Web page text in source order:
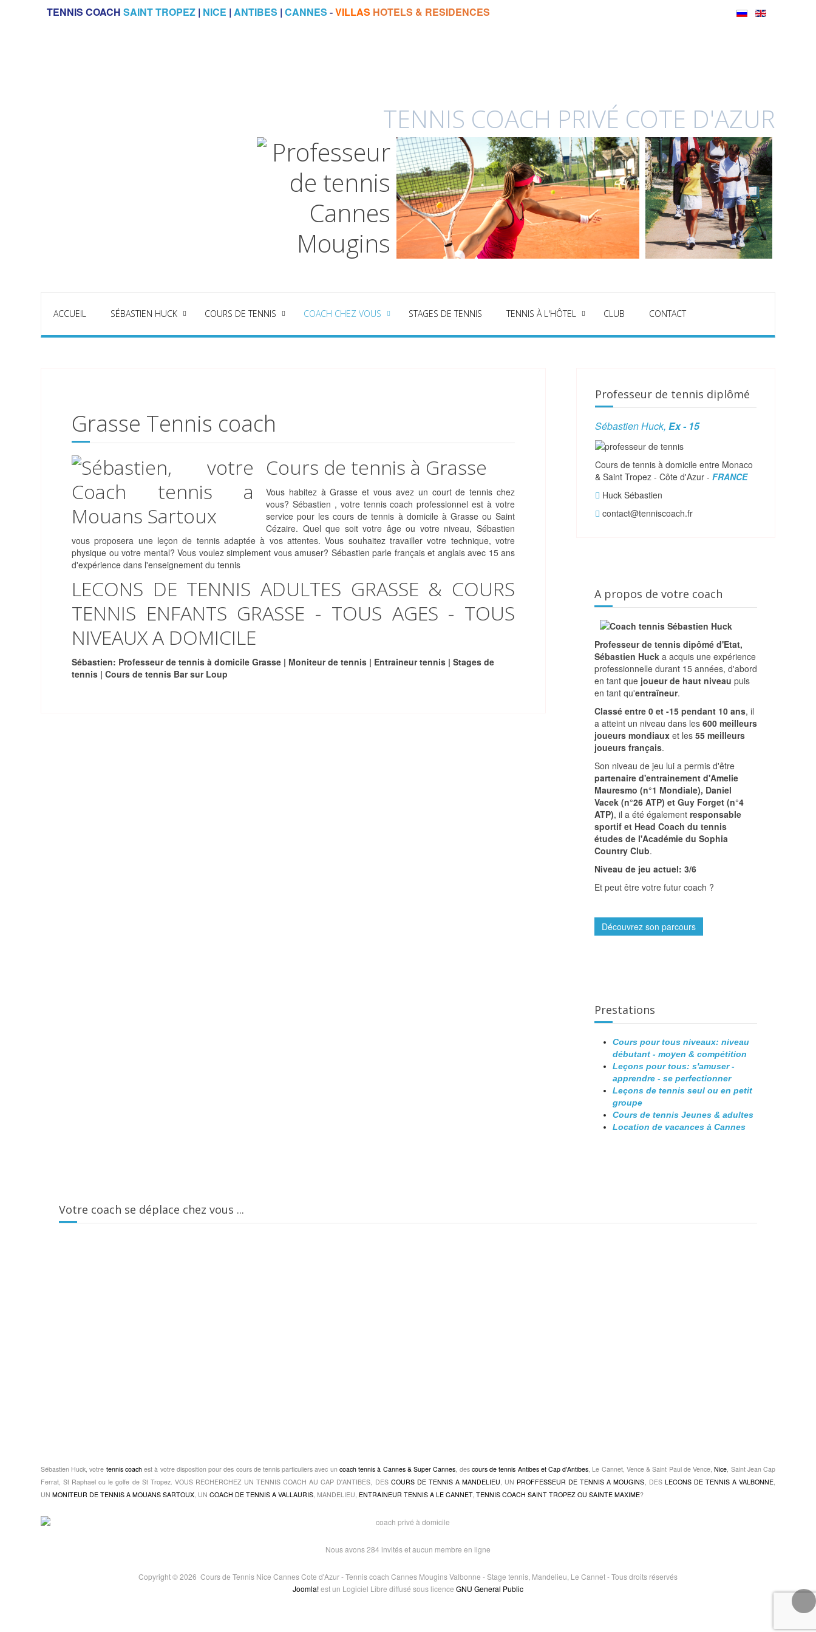
TENNIS COACH SAINT TROPEZ | NICE | ANTIBES | CANNES -VILLAS HOTELS & RESIDENCES
TENNIS COACH PRIVÉ COTE D'AZUR
ACCUEIL SÉBASTIEN HUCK COURS DE TENNIS COACH CHEZ VOUS STAGES DE TENNIS TENNIS À L'HÔTEL CLUB CONTACT
Grasse Tennis coach
Cours de tennis à Grasse
Vous habitez à Grasse et vous avez un court de tennis chez
vous? Sébastien , votre tennis coach professionnel est à votre
service pour les cours de tennis à domicile à Grasse ou Saint
Cézaire. Quel que soit votre âge ou votre niveau, Sébastien
vous proposera une leçon de tennis adaptée à vos attentes. Vous souhaitez travailler votre technique, votre
physique ou votre mental? Vous voulez simplement vous amuser? Sébastien parle français et anglais avec 15 ans
d'expérience dans l'enseignement du tennis
LECONS DE TENNIS ADULTES GRASSE & COURS
TENNIS ENFANTS GRASSE - TOUS AGES - TOUS
NIVEAUX A DOMICILE
Sébastien: Professeur de tennis à domicile Grasse | Moniteur de tennis | Entraineur tennis | Stages de
tennis | Cours de tennis Bar sur Loup
Professeur de tennis diplômé
Sébastien Huck, Ex - 15
Cours de tennis à domicile entre Monaco
& Saint Tropez - Côte d'Azur - FRANCE
Huck Sébastien
contact@tenniscoach.fr
A propos de votre coach
Professeur de tennis dipômé d'Etat,
Sébastien Huck a acquis une expérience
professionnelle durant 15 années, d'abord
en tant que joueur de haut niveau puis
en tant qu'entraîneur.
Classé entre 0 et -15 pendant 10 ans, il
a atteint un niveau dans les 600 meilleurs
joueurs mondiaux et les 55 meilleurs
joueurs français.
Son niveau de jeu lui a permis d'être
partenaire d'entrainement d'Amelie
Mauresmo (n°1 Mondiale), Daniel
Vacek (n°26 ATP) et Guy Forget (n°4
ATP), il a été également responsable
sportif et Head Coach du tennis
études de l'Académie du Sophia
Country Club.
Niveau de jeu actuel: 3/6
Et peut être votre futur coach ?
Découvrez son parcours
Prestations
Cours pour tous niveaux: niveau
débutant - moyen & compétition
Leçons pour tous: s'amuser -
apprendre - se perfectionner
Leçons de tennis seul ou en petit
groupe
Cours de tennis Jeunes & adultes
Location de vacances à Cannes
Votre coach se déplace chez vous ...
Sébastien Huck, votre tennis coachest à votre disposition pour des cours de tennis particuliers avec un coach tennis à Cannes & Super Cannes , des cours de tennis Antibes et Cap d'Antibes , Le Cannet, Vence & Saint Paul de Vence,Nice , Saint Jean Cap
Ferrat, St Raphael ou le golfe de St Tropez. VOUS RECHERCHEZ UN TENNIS COACH AU CAP D'ANTIBES, DES COURS DE TENNIS A MANDELIEU , UN PROFFESSEUR DE TENNIS A MOUGINS , DES LECONS DE TENNIS A VALBONNE
UN MONITEUR DE TENNIS A MOUANS SARTOUX , UN COACH DE TENNIS A VALLAURIS , MANDELIEU, ENTRAINEUR TENNIS A LE CANNET, TENNIS COACH SAINT TROPEZ OU SAINTE MAXIME?
Nous avons 284 invités et aucun membre en ligne
Copyright © 2026  Cours de Tennis Nice Cannes Cote d'Azur - Tennis coach Cannes Mougins Valbonne - Stage tennis, Mandelieu, Le Cannet - Tous droits réservés
Joomla!est un Logiciel Libre diffusé sous licence GNU General Public